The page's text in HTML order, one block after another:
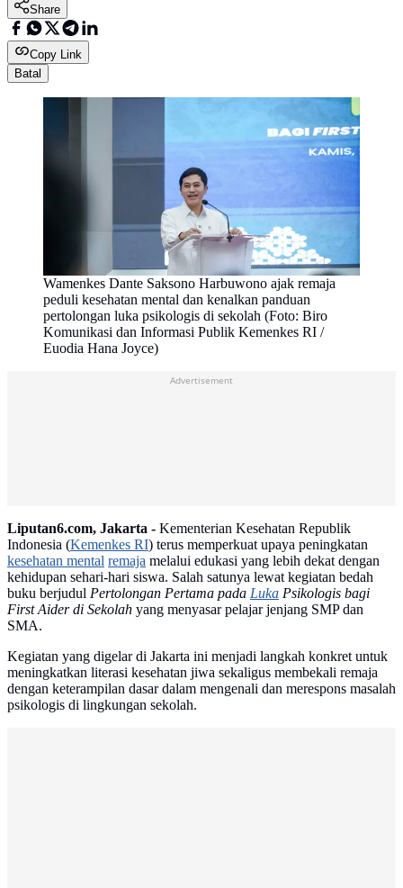
Share
Copy Link
Batal
Wamenkes Dante Saksono Harbuwono ajak remaja
peduli kesehatan mental dan kenalkan panduan
pertolongan luka psikologis di sekolah (Foto: Biro
Komunikasi dan Informasi Publik Kemenkes RI /
Euodia Hana Joyce)
Advertisement
Liputan6.com, Jakarta - Kementerian Kesehatan Republik
Indonesia (Kemenkes RI) terus memperkuat upaya peningkatan
kesehatan mental remaja melalui edukasi yang lebih dekat dengan
kehidupan sehari-hari siswa. Salah satunya lewat kegiatan bedah
buku berjudul Pertolongan Pertama pada Luka Psikologis bagi
First Aider di Sekolah yang menyasar pelajar jenjang SMP dan
SMA.
Kegiatan yang digelar di Jakarta ini menjadi langkah konkret untuk
meningkatkan literasi kesehatan jiwa sekaligus membekali remaja
dengan keterampilan dasar dalam mengenali dan merespons masalah
psikologis di lingkungan sekolah.